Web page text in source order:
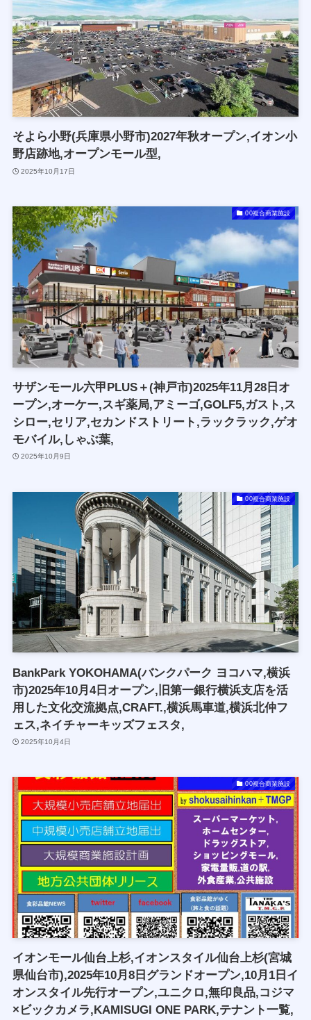
そよら小野(兵庫県小野市)2027年秋オープン,イオン小
野店跡地,オープンモール型,
2025年10月17日
00複合商業施設
サザンモール六甲PLUS＋(神戸市)2025年11月28日オ
ープン,オーケー,スギ薬局,アミーゴ,GOLF5,ガスト,ス
シロー,セリア,セカンドストリート,ラックラック,ゲオ
モバイル,しゃぶ葉,
2025年10月9日
00複合商業施設
BankPark YOKOHAMA(バンクパーク ヨコハマ,横浜
市)2025年10月4日オープン,旧第一銀行横浜支店を活
用した文化交流拠点,CRAFT.,横浜馬車道,横浜北仲フ
ェス,ネイチャーキッズフェスタ,
2025年10月4日
00複合商業施設
イオンモール仙台上杉,イオンスタイル仙台上杉(宮城
県仙台市),2025年10月8日グランドオープン,10月1日イ
オンスタイル先行オープン,ユニクロ,無印良品,コジマ
×ビックカメラ,KAMISUGI ONE PARK,テナント一覧,